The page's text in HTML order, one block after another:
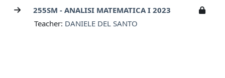
255SM - ANALISI MATEMATICA I 2023
Teacher: DANIELE DEL SANTO